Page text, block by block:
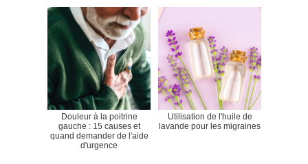
Douleur à la poitrine
gauche : 15 causes et
quand demander de l'aide
d'urgence
Utilisation de l'huile de
lavande pour les migraines